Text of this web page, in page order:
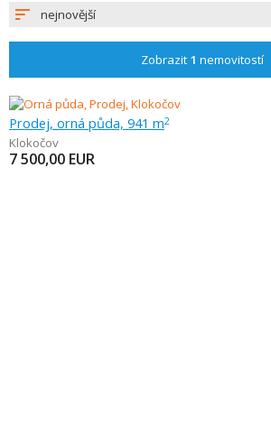
nejnovější
Zobrazit 1 nemovitostí
Prodej, orná půda, 941 m2
Klokočov
7 500,00 EUR